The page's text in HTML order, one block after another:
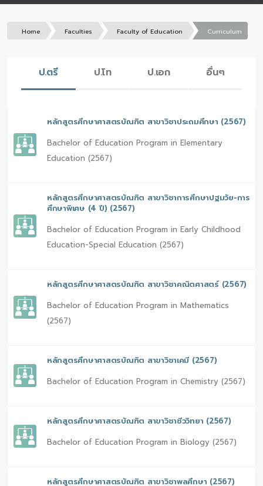
Home Faculties Faculty of Education Curriculum
ป.ตรี ป.โท ป.เอก อื่นๆ
หลักสูตรศึกษาศาสตรบัณฑิต สาขาวิชาประถมศึกษา (2567)
Bachelor of Education Program in Elementary
Education (2567)
หลักสูตรศึกษาศาสตรบัณฑิต สาขาวิชาการศึกษาปฐมวัย-การ
ศึกษาพิเศษ (4 ปี) (2567)
Bachelor of Education Program in Early Childhood
Education-Special Education (2567)
หลักสูตรศึกษาศาสตรบัณฑิต สาขาวิชาคณิตศาสตร์ (2567)
Bachelor of Education Program in Mathematics
(2567)
หลักสูตรศึกษาศาสตรบัณฑิต สาขาวิชาเคมี (2567)
Bachelor of Education Program in Chemistry (2567)
หลักสูตรศึกษาศาสตรบัณฑิต สาขาวิชาชีววิทยา (2567)
Bachelor of Education Program in Biology (2567)
หลักสูตรศึกษาศาสตรบัณฑิต สาขาวิชาพลศึกษา (2567)